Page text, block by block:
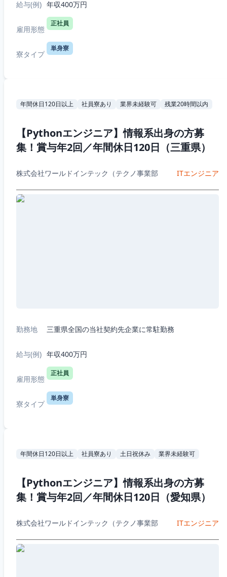
給与(例) 年収400万円
雇用形態
正社員
寮タイプ
単身寮
年間休日120日以上 社員寮あり 業界未経験可 残業20時間以内
【Pythonエンジニア】情報系出身の方募
集！賞与年2回／年間休日120日（三重県）
株式会社ワールドインテック（テクノ事業部 ITエンジニア
勤務地 三重県全国の当社契約先企業に常駐勤務
給与(例) 年収400万円
雇用形態
正社員
寮タイプ
単身寮
年間休日120日以上 社員寮あり 土日祝休み 業界未経験可
【Pythonエンジニア】情報系出身の方募
集！賞与年2回／年間休日120日（愛知県）
株式会社ワールドインテック（テクノ事業部 ITエンジニア